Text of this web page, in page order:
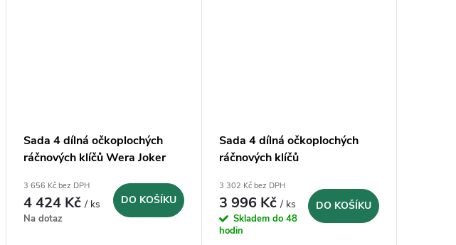
Sada 4 dílná očkoplochých
ráčnových klíčů Wera Joker
(05020090001)
3 656 Kč bez DPH
4 424 Kč/ ks
Na dotaz
DO KOŠÍKU
Sada 4 dílná očkoplochých
ráčnových klíčů
mm (7 UR-040)
3 302 Kč bez DPH
3 996 Kč/ ks
Skladem do 48
hodin
DO KOŠÍKU